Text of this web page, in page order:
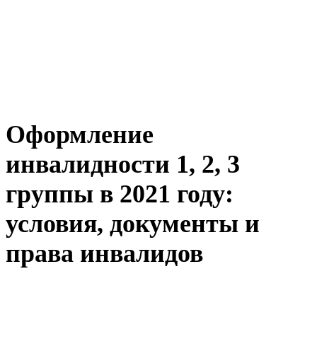
Оформление
инвалидности 1, 2, 3
группы в 2021 году:
условия, документы и
права инвалидов